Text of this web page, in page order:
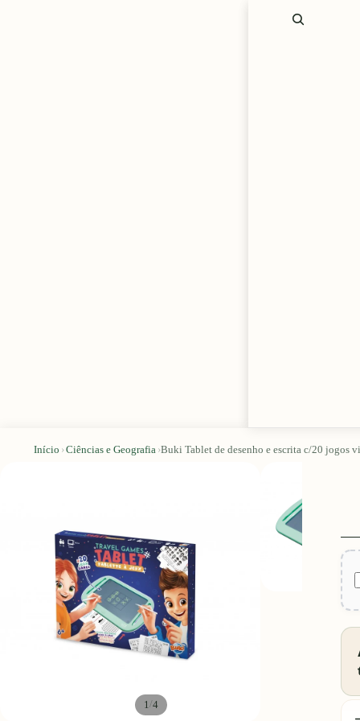
Início ›Ciências e Geografia ›Buki Tablet de desenho e escrita c/20 jogos
1/4